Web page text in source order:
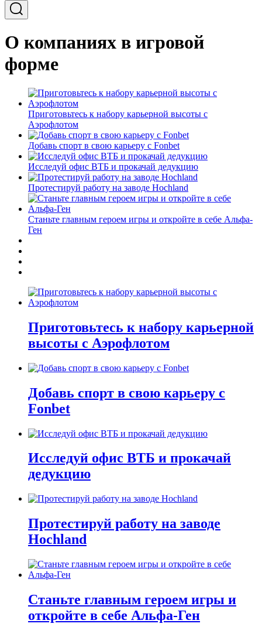
О компаниях в игровой
форме
Приготовьтесь к набору карьерной высоты с
Аэрофлотом
Добавь спорт в свою карьеру с Fonbet
Исследуй офис ВТБ и прокачай дедукцию
Протестируй работу на заводе Hochland
Станьте главным героем игры и откройте в себе Альфа-
Ген
Приготовьтесь к набору карьерной
высоты с Аэрофлотом
Добавь спорт в свою карьеру с
Fonbet
Исследуй офис ВТБ и прокачай
дедукцию
Протестируй работу на заводе
Hochland
Станьте главным героем игры и
откройте в себе Альфа-Ген